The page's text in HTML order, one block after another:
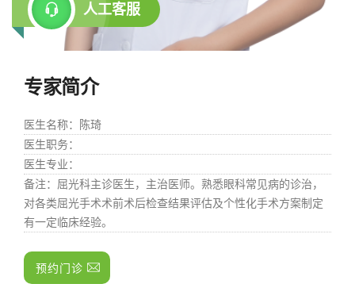
人工客服
专家简介
医生名称：陈琦
医生职务：
医生专业：
备注：屈光科主诊医生，主治医师。熟悉眼科常见病的诊治，
对各类屈光手术术前术后检查结果评估及个性化手术方案制定
有一定临床经验。
预约门诊